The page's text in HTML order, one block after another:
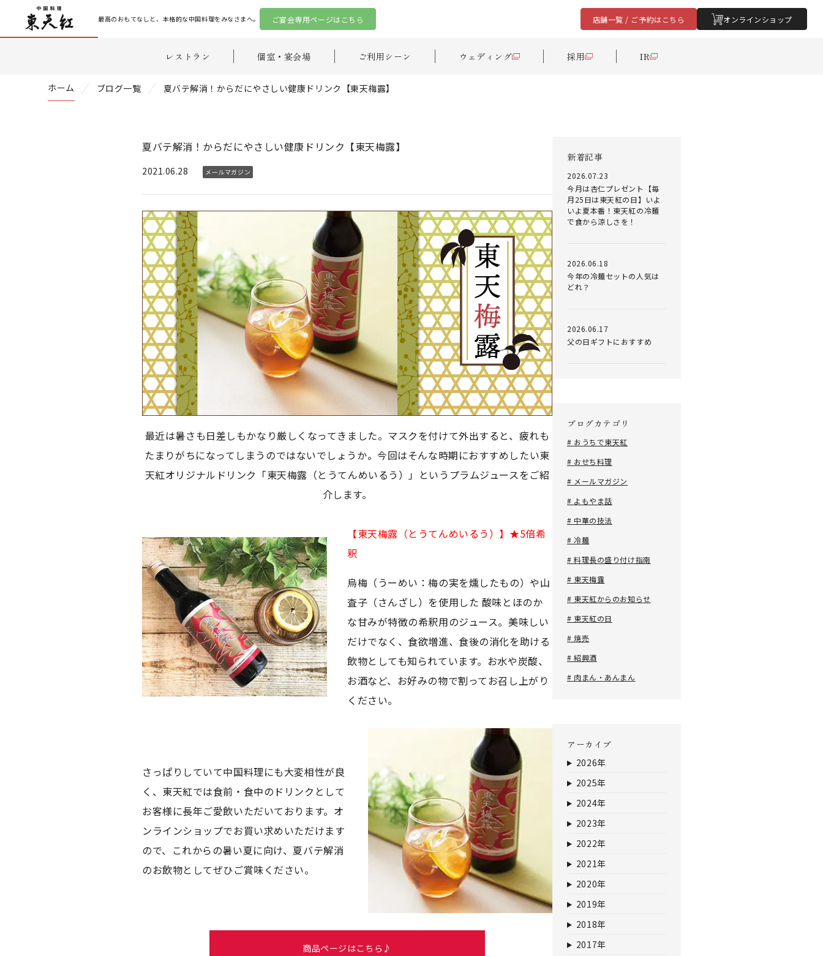
最高のおもてなしと、本格的な中国料理をみなさまへ。 ご宴会専用ページはこちら 店舗一覧 / ご予約はこちら オンラインショップ
レストラン 個室・宴会場 ご利用シーン ウェディング 採用 IR
ホーム ブログ一覧 夏バテ解消！からだにやさしい健康ドリンク【東天梅露】
夏バテ解消！からだにやさしい健康ドリンク【東天梅露】
2021.06.28 メールマガジン
最近は暑さも日差しもかなり厳しくなってきました。マスクを付けて外出すると、疲れも
たまりがちになってしまうのではないでしょうか。今回はそんな時期におすすめしたい東
天紅オリジナルドリンク「東天梅露（とうてんめいるう）」というプラムジュースをご紹
介します。
【東天梅露（とうてんめいるう）】★5倍希
釈
烏梅（うーめい：梅の実を燻したもの）や山
査子（さんざし）を使用した 酸味とほのか
な甘みが特徴の希釈用のジュース。美味しい
だけでなく、食欲増進、食後の消化を助ける
飲物としても知られています。お水や炭酸、
お酒など、お好みの物で割ってお召し上がり
ください。
さっぱりしていて中国料理にも大変相性が良
く、東天紅では食前・食中のドリンクとして
お客様に長年ご愛飲いただいております。オ
ンラインショップでお買い求めいただけます
ので、これからの暑い夏に向け、夏バテ解消
のお飲物としてぜひご賞味ください。
商品ページはこちら♪
新着記事
2026.07.23
今月は杏仁プレゼント【毎
月25日は東天紅の日】いよ
いよ夏本番！東天紅の冷麺
で食から涼しさを！
2026.06.18
今年の冷麺セットの人気は
どれ？
2026.06.17
父の日ギフトにおすすめ
ブログカテゴリ
# おうちで東天紅
# おせち料理
# メールマガジン
# よもやま話
# 中華の技法
# 冷麺
# 料理長の盛り付け指南
# 東天梅露
# 東天紅からのお知らせ
# 東天紅の日
# 焼売
# 紹興酒
# 肉まん・あんまん
アーカイブ
2026年
2025年
2024年
2023年
2022年
2021年
2020年
2019年
2018年
2017年